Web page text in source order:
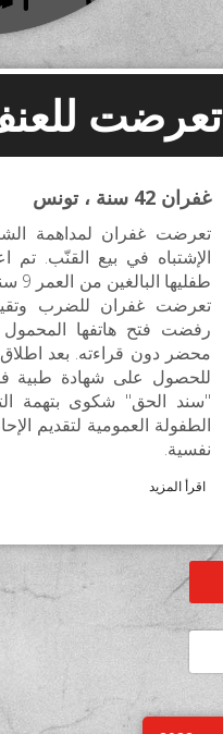
تعرضت
غفران 42 سنة ، تونس
تعرضت غفران لمداهمة
الإشتباه في بيع القنّب. تم
تعرضت غفران للضرب وتقييد
رفضت فتح هاتفها
محضر دون قراءته. بعد
للحصول على شهادة طبية
''سند الحق'' شكوى بتهمة
الطفولة العمومية لتقديم
نفسية.
اقرأ المزيد